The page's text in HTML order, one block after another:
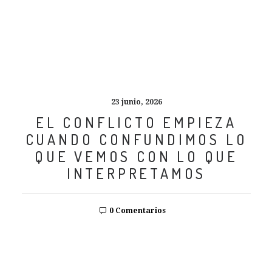
23 junio, 2026
EL CONFLICTO EMPIEZA
CUANDO CONFUNDIMOS LO
QUE VEMOS CON LO QUE
INTERPRETAMOS
0 Comentarios